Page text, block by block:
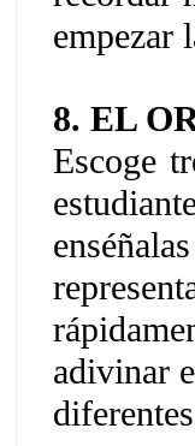
empezar
8. EL
Escoge
adivinar